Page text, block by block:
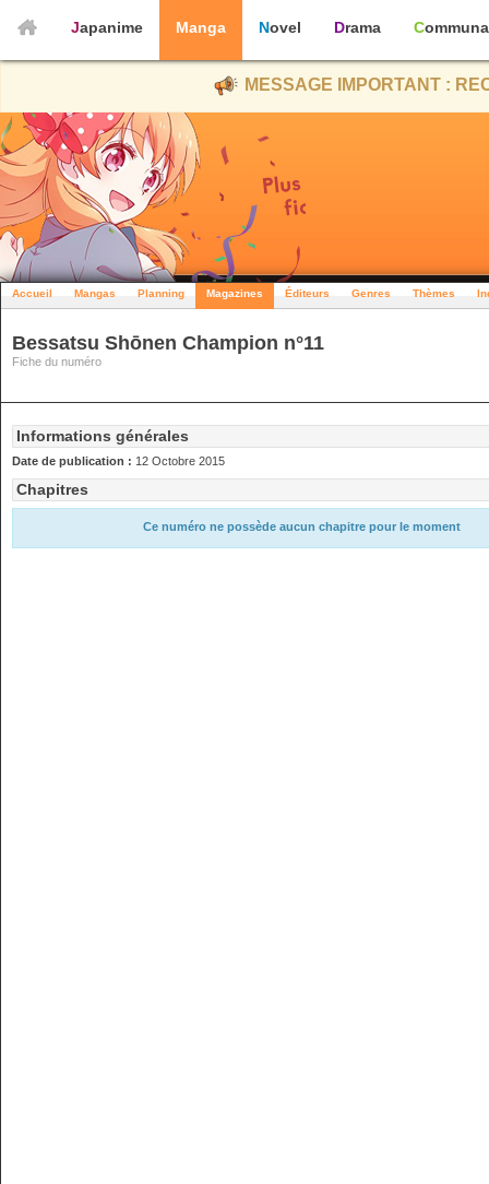
Japanime Manga Novel Drama
MESSAGE IMPORTANT :
Accueil Mangas Planning Magazines Éditeurs Genres Thèmes
Bessatsu Shōnen Champion n°11
Fiche du numéro
Informations générales
Date de publication : 12 Octobre 2015
Chapitres
Ce numéro ne possède aucun chapitre pour le moment